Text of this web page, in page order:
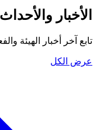
الأخبار
تابع آخر أخبار الهيئة
عرض الكل